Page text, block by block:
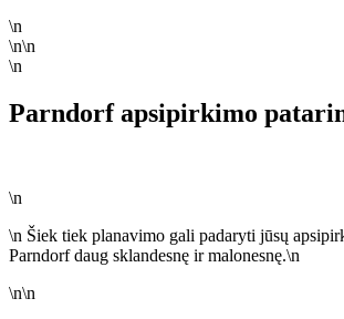
\n
\n\n
\n
Parndorf apsipirkimo
\n
\n Šiek tiek planavimo gali padaryti jūsų
Parndorf daug sklandesnę ir malonesnę.\n
\n\n